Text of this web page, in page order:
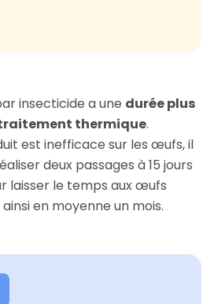
insecticide a une durée plus
thermique.
est inefficace sur les œufs, il
deux passages à 15 jours
laisser le temps aux œufs
en moyenne un mois.